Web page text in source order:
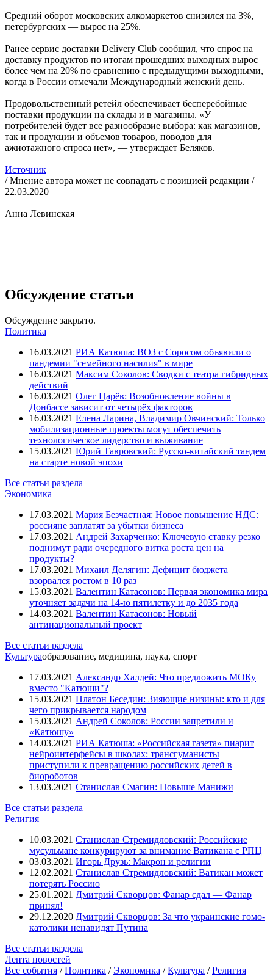
Средний оборот московских алкомаркетов снизился на 3%,
петербургских — вырос на 25%.
Ранее сервис доставки Delivery Club сообщил, что спрос на
доставку продуктов по итогам прошедших выходных вырос
более чем на 20% по сравнению с предыдущими выходными,
когда в России отмечали Международный женский день.
Продовольственный ретейл обеспечивает бесперебойные
поставки продукции на склады и в магазины. «У
потребителей будет все разнообразие выбора: как магазинов,
так и продукции и объемов товаров, поводов для
ажиотажного спроса нет», — утверждает Беляков.
Источник
/ Мнение автора может не совпадать с позицией редакции /
22.03.2020
Анна Левинская
Обсуждение статьи
Обсуждение закрыто.
Политика
16.03.2021 РИА Катюша: ВОЗ с Соросом объявили о
пандемии "семейного насилия" в мире
16.03.2021 Максим Соколов: Сводки с театра гибридных
действий
16.03.2021 Олег Царёв: Возобновление войны в
Донбассе зависит от четырёх факторов
16.03.2021 Елена Ларина, Владимир Овчинский: Только
мобилизационные проекты могут обеспечить
технологическое лидерство и выживание
15.03.2021 Юрий Тавровский: Русско-китайский тандем
на старте новой эпохи
Все статьи раздела
Экономика
17.03.2021 Мария Безчастная: Новое повышение НДС:
россияне заплатят за убытки бизнеса
17.03.2021 Андрей Захарченко: Ключевую ставку резко
поднимут ради очередного витка роста цен на
продукты?
17.03.2021 Михаил Делягин: Дефицит бюджета
взорвался ростом в 10 раз
15.03.2021 Валентин Катасонов: Первая экономика мира
уточняет задачи на 14-ю пятилетку и до 2035 года
14.03.2021 Валентин Катасонов: Новый
антинациональный проект
Все статьи раздела
Культураобразование, медицина, наука, спорт
17.03.2021 Александр Халдей: Что предложить МОКу
вместо "Катюши"?
15.03.2021 Платон Беседин: Зияющие низины: кто и для
чего прикрывается народом
15.03.2021 Андрей Соколов: России запретили и
«Катюшу»
14.03.2021 РИА Катюша: «Российская газета» пиарит
нейроинтерфейсы в школах: трансгуманисты
приступили к превращению российских детей в
биороботов
13.03.2021 Станислав Смагин: Повыше Манижи
Все статьи раздела
Религия
10.03.2021 Станислав Стремидловский: Российские
мусульмане конкурируют за внимание Ватикана с РПЦ
03.03.2021 Игорь Друзь: Макрон и религии
12.02.2021 Станислав Стремидловский: Ватикан может
потерять Россию
25.01.2021 Дмитрий Скворцов: Фанар сдал — Фанар
принял!
29.12.2020 Дмитрий Скворцов: За что украинские гомо-
католики ненавидят Путина
Все статьи раздела
Лента новостей
Все события /Политика /Экономика /Культура /Религия